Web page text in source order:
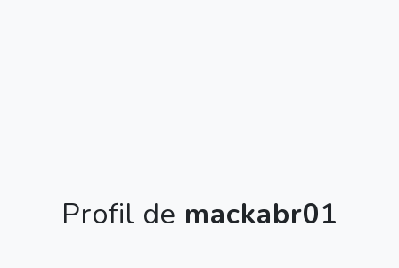
Profil de mackabr01